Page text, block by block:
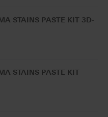
STAINS PASTE KIT 3D-
STAINS PASTE KIT